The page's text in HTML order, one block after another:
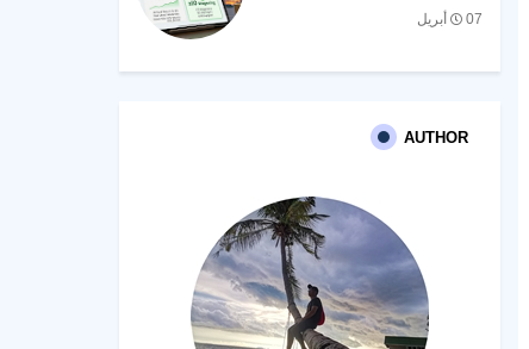
BEFORE THEY SIGN UP
07 أبريل
AUTHOR